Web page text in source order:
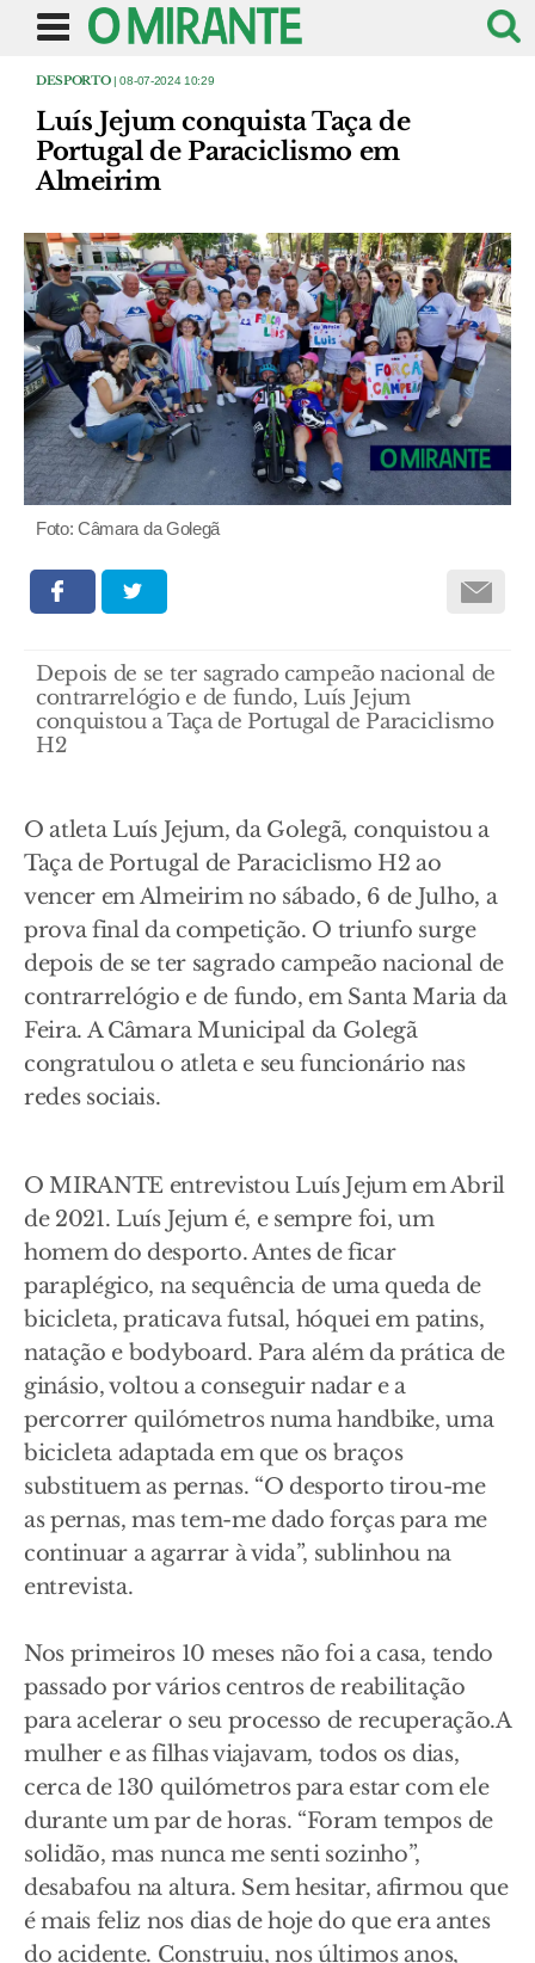
DESPORTO| 08-07-2024 10:29
Luís Jejum conquista Taça de
Portugal de Paraciclismo em
Almeirim
Foto: Câmara da Golegã
Depois de se ter sagrado campeão nacional de
contrarrelógio e de fundo, Luís Jejum
conquistou a Taça de Portugal de Paraciclismo
H2
O atleta Luís Jejum, da Golegã, conquistou a
Taça de Portugal de Paraciclismo H2 ao
vencer em Almeirim no sábado, 6 de Julho, a
prova final da competição. O triunfo surge
depois de se ter sagrado campeão nacional de
contrarrelógio e de fundo, em Santa Maria da
Feira. A Câmara Municipal da Golegã
congratulou o atleta e seu funcionário nas
redes sociais.
O MIRANTE entrevistou Luís Jejum em Abril
de 2021. Luís Jejum é, e sempre foi, um
homem do desporto. Antes de ficar
paraplégico, na sequência de uma queda de
bicicleta, praticava futsal, hóquei em patins,
natação e bodyboard. Para além da prática de
ginásio, voltou a conseguir nadar e a
percorrer quilómetros numa handbike, uma
bicicleta adaptada em que os braços
substituem as pernas. “O desporto tirou-me
as pernas, mas tem-me dado forças para me
continuar a agarrar à vida”, sublinhou na
entrevista.
Nos primeiros 10 meses não foi a casa, tendo
passado por vários centros de reabilitação
para acelerar o seu processo de recuperação.A
mulher e as filhas viajavam, todos os dias,
cerca de 130 quilómetros para estar com ele
durante um par de horas. “Foram tempos de
solidão, mas nunca me senti sozinho”,
desabafou na altura. Sem hesitar, afirmou que
é mais feliz nos dias de hoje do que era antes
do acidente. Construiu, nos últimos anos,